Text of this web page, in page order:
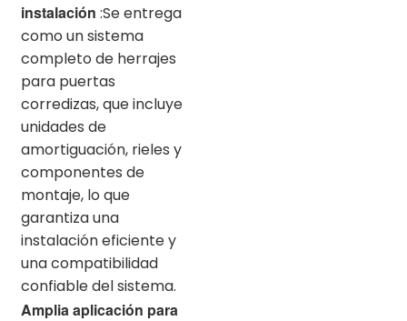
instalación :Se entrega
como un sistema
completo de herrajes
para puertas
corredizas, que incluye
unidades de
amortiguación, rieles y
componentes de
montaje, lo que
garantiza una
instalación eficiente y
una compatibilidad
confiable del sistema.
Amplia aplicación para